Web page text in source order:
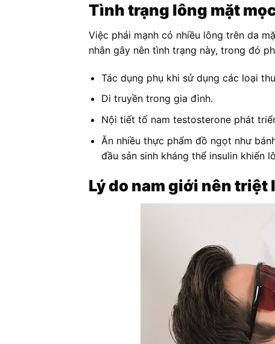
Tình trạng lông mặt
Việc phái mạnh có nhiều lông trên da
nhân gây nên tình trạng này, trong đó
Tác dụng phụ khi sử dụng các loại
Di truyền trong gia đình.
Nội tiết tố nam testosterone phát
Ăn nhiều thực phẩm đồ ngọt như
đầu sản sinh kháng thể insulin khiến
Lý do nam giới nên triệt